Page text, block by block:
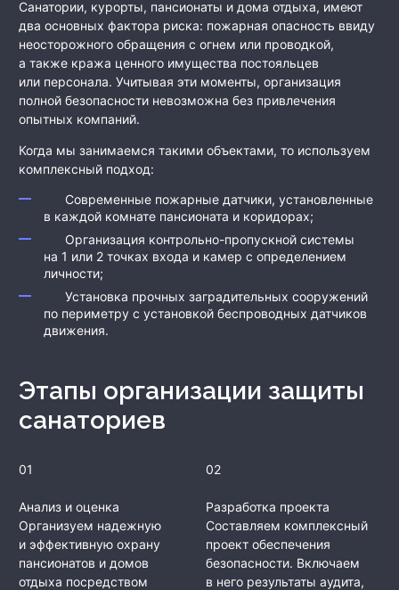
Санатории, курорты, пансионаты и дома отдыха, имеют
два основных фактора риска: пожарная опасность ввиду
неосторожного обращения с огнем или проводкой,
а также кража ценного имущества постояльцев
или персонала. Учитывая эти моменты, организация
полной безопасности невозможна без привлечения
опытных компаний.
Когда мы занимаемся такими объектами, то используем
комплексный подход:
Современные пожарные датчики, установленные
в каждой комнате пансионата и коридорах;
Организация контрольно-пропускной системы
на 1 или 2 точках входа и камер с определением
личности;
Установка прочных заградительных сооружений
по периметру с установкой беспроводных датчиков
движения.
Этапы организации защиты
санаториев
01
Анализ и оценка
Организуем надежную
и эффективную охрану
пансионатов и домов
отдыха посредством
02
Разработка проекта
Составляем комплексный
проект обеспечения
безопасности. Включаем
в него результаты аудита,